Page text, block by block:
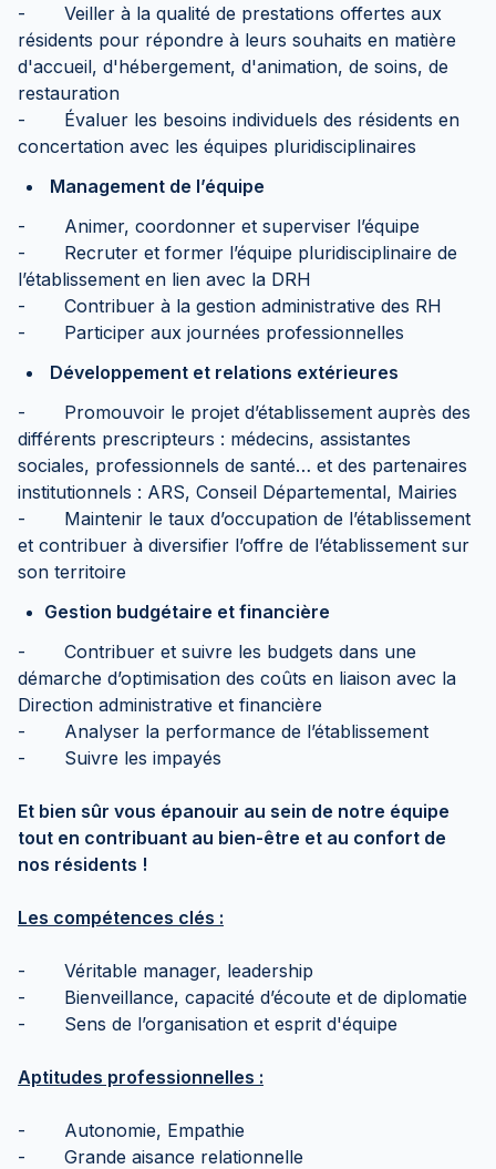
- Veiller à la qualité de prestations offertes aux
résidents pour répondre à leurs souhaits en matière
d'accueil, d'hébergement, d'animation, de soins, de
restauration
- Évaluer les besoins individuels des résidents en
concertation avec les équipes pluridisciplinaires
Management de l’équipe
- Animer, coordonner et superviser l’équipe
- Recruter et former l’équipe pluridisciplinaire de
l’établissement en lien avec la DRH
- Contribuer à la gestion administrative des RH
- Participer aux journées professionnelles
Développement et relations extérieures
- Promouvoir le projet d’établissement auprès des
différents prescripteurs : médecins, assistantes
sociales, professionnels de santé… et des partenaires
institutionnels : ARS, Conseil Départemental, Mairies
- Maintenir le taux d’occupation de l’établissement
et contribuer à diversifier l’offre de l’établissement sur
son territoire
Gestion budgétaire et financière
- Contribuer et suivre les budgets dans une
démarche d’optimisation des coûts en liaison avec la
Direction administrative et financière
- Analyser la performance de l’établissement
- Suivre les impayés
Et bien sûr vous épanouir au sein de notre équipe
tout en contribuant au bien-être et au confort de
nos résidents !
Les compétences clés :
- Véritable manager, leadership
- Bienveillance, capacité d’écoute et de diplomatie
- Sens de l’organisation et esprit d'équipe
Aptitudes professionnelles :
- Autonomie, Empathie
- Grande aisance relationnelle